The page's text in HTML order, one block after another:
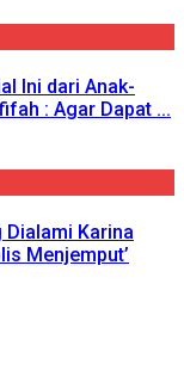
Ini dari Anak-
: Agar Dapat ...
Dialami Karina
Menjemput’